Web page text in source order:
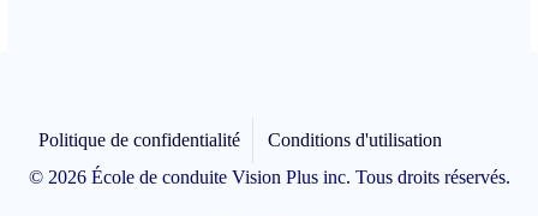
Politique de confidentialité
Conditions d'utilisation
© 2026 École de conduite Vision Plus inc. Tous droits réservés.